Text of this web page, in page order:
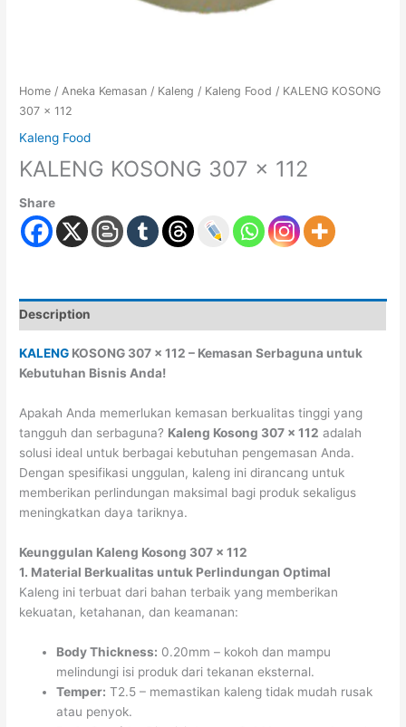
Home / Aneka Kemasan / Kaleng / Kaleng Food / KALENG KOSONG
307 x 112
Kaleng Food
KALENG KOSONG 307 x 112
Share
Description
KALENG KOSONG 307 x 112 – Kemasan Serbaguna untuk
Kebutuhan Bisnis Anda!
Apakah Anda memerlukan kemasan berkualitas tinggi yang
tangguh dan serbaguna? Kaleng Kosong 307 x 112 adalah
solusi ideal untuk berbagai kebutuhan pengemasan Anda.
Dengan spesifikasi unggulan, kaleng ini dirancang untuk
memberikan perlindungan maksimal bagi produk sekaligus
meningkatkan daya tariknya.
Keunggulan Kaleng Kosong 307 x 112
1. Material Berkualitas untuk Perlindungan Optimal
Kaleng ini terbuat dari bahan terbaik yang memberikan
kekuatan, ketahanan, dan keamanan:
Body Thickness: 0.20mm – kokoh dan mampu
melindungi isi produk dari tekanan eksternal.
Temper: T2.5 – memastikan kaleng tidak mudah rusak
atau penyok.